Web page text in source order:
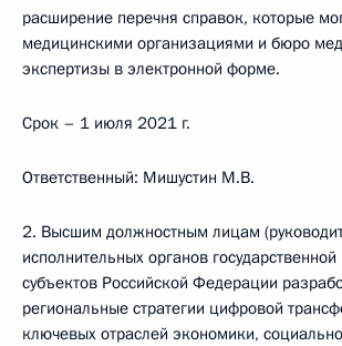
расширение перечня справок, которые
медицинскими организациями и бюро
экспертизы в электронной форме.
Срок – 1 июля 2021 г.
Ответственный: Мишустин М.В.
2. Высшим должностным лицам
исполнительных органов государственной
субъектов Российской Федерации
региональные стратегии цифровой
ключевых отраслей экономики,